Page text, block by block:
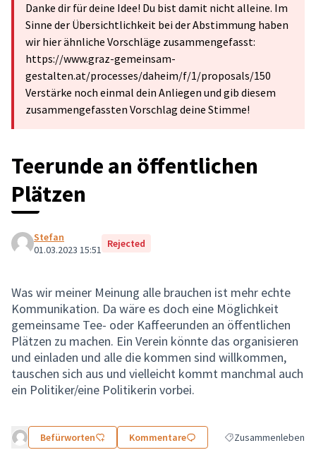
Danke dir für deine Idee! Du bist damit nicht alleine. Im
Sinne der Übersichtlichkeit bei der Abstimmung haben
wir hier ähnliche Vorschläge zusammengefasst:
https://www.graz-gemeinsam-
gestalten.at/processes/daheim/f/1/proposals/150
Verstärke noch einmal dein Anliegen und gib diesem
zusammengefassten Vorschlag deine Stimme!
Teerunde an öffentlichen
Plätzen
Stefan
01.03.2023 15:51 Rejected
Was wir meiner Meinung alle brauchen ist mehr echte
Kommunikation. Da wäre es doch eine Möglichkeit
gemeinsame Tee- oder Kaffeerunden an öffentlichen
Plätzen zu machen. Ein Verein könnte das organisieren
und einladen und alle die kommen sind willkommen,
tauschen sich aus und vielleicht kommt manchmal auch
ein Politiker/eine Politikerin vorbei.
Befürworten Kommentare Ergebnisse nach
Zusammenleben